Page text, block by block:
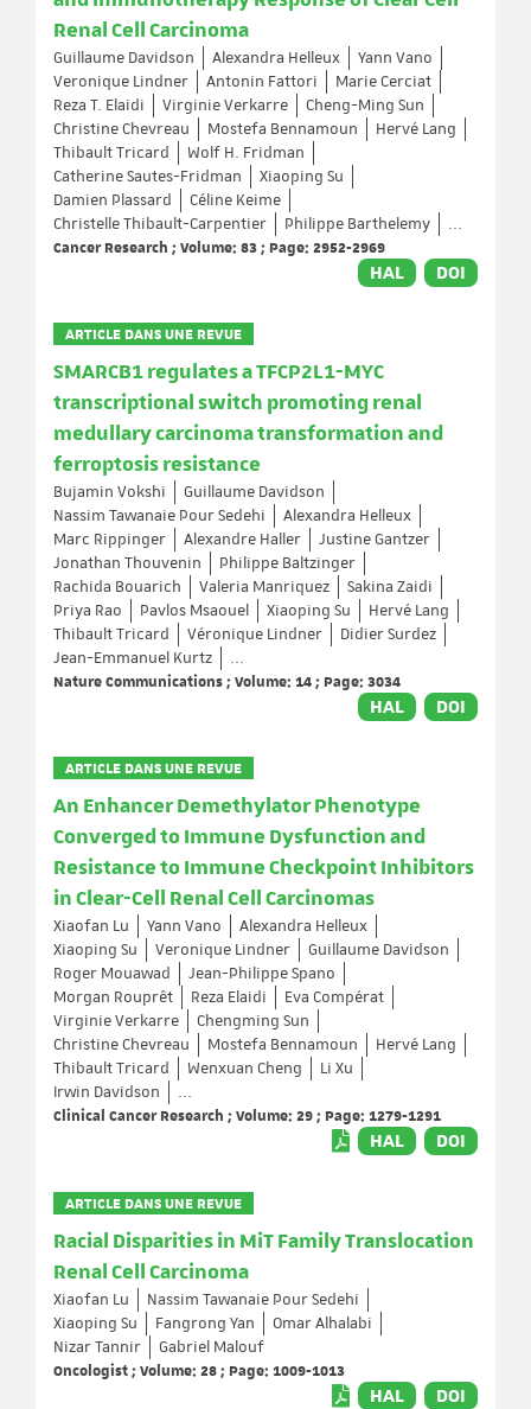
Renal Cell Carcinoma
Guillaume Davidson Alexandra Helleux
Yann Vano
Veronique Lindner
Antonin Fattori
Marie Cerciat
Reza T. Elaidi
Virginie Verkarre
Cheng-Ming Sun
Christine Chevreau
Mostefa Bennamoun
Hervé Lang
Thibault Tricard
Wolf H. Fridman
Catherine Sautes-Fridman
Xiaoping Su
Damien Plassard
Céline Keime
Christelle Thibault-Carpentier
Philippe Barthelemy
...
Cancer Research ; Volume: 83 ; Page: 2952-2969
HAL DOI
ARTICLE DANS UNE REVUE
SMARCB1 regulates a TFCP2L1-MYC
transcriptional switch promoting renal
medullary carcinoma transformation and
ferroptosis resistance
Bujamin Vokshi
Guillaume Davidson
Nassim Tawanaie Pour Sedehi
Alexandra Helleux
Marc Rippinger
Alexandre Haller
Justine Gantzer
Jonathan Thouvenin
Philippe Baltzinger
Rachida Bouarich
Valeria Manriquez
Sakina Zaidi
Priya Rao
Pavlos Msaouel Xiaoping Su
Hervé Lang
Thibault Tricard
Véronique Lindner
Didier Surdez
Jean-Emmanuel Kurtz
...
Nature Communications ; Volume: 14 ; Page: 3034
HAL DOI
ARTICLE DANS UNE REVUE
An Enhancer Demethylator Phenotype
Converged to Immune Dysfunction and
Resistance to Immune Checkpoint Inhibitors
in Clear-Cell Renal Cell Carcinomas
Xiaofan Lu Yann Vano
Alexandra Helleux
Xiaoping Su
Veronique Lindner
Guillaume Davidson
Roger Mouawad
Jean-Philippe Spano
Morgan Rouprêt
Reza Elaidi
Eva Compérat
Virginie Verkarre
Chengming Sun
Christine Chevreau
Mostefa Bennamoun
Hervé Lang
Thibault Tricard
Wenxuan Cheng
Li Xu
Irwin Davidson
...
Clinical Cancer Research ; Volume: 29 ; Page: 1279-1291
HAL DOI
ARTICLE DANS UNE REVUE
Racial Disparities in MiT Family Translocation
Renal Cell Carcinoma
Xiaofan Lu
Nassim Tawanaie Pour Sedehi
Xiaoping Su
Fangrong Yan
Omar Alhalabi
Nizar Tannir
Gabriel Malouf
Oncologist ; Volume: 28 ; Page: 1009-1013
HAL DOI